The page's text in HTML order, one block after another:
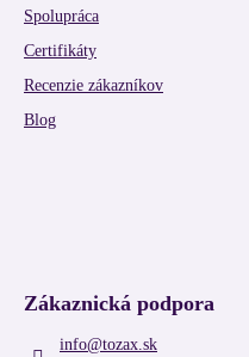
Spolupráca
Certifikáty
Recenzie zákazníkov
Blog
Zákaznická podpora
info@tozax.sk